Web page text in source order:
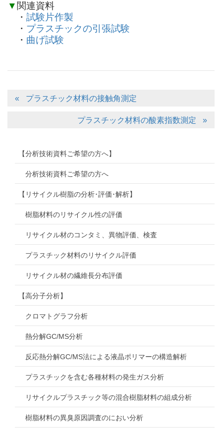
▼ 関連資料
・ 試験片作製
・ プラスチックの引張試験
・ 曲げ試験
プラスチック材料の接触角測定
プラスチック材料の酸素指数測定
【分析技術資料ご希望の方へ】
分析技術資料ご希望の方へ
【リサイクル樹脂の分析･評価･解析】
樹脂材料のリサイクル性の評価
リサイクル材のコンタミ、異物評価、検査
プラスチック材料のリサイクル評価
リサイクル材の繊維長分布評価
【高分子分析】
クロマトグラフ分析
熱分解GC/MS分析
反応熱分解GC/MS法による液晶ポリマーの構造解析
プラスチックを含む各種材料の発生ガス分析
リサイクルプラスチック等の混合樹脂材料の組成分析
樹脂材料の異臭原因調査のにおい分析